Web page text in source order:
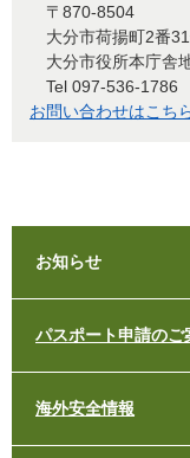
〒870-8504
大分市荷揚町2番
大分市役所本庁舎
Tel 097-536-1786
お問い合わせはこち
お知らせ
パスポート申請のご
海外安全情報